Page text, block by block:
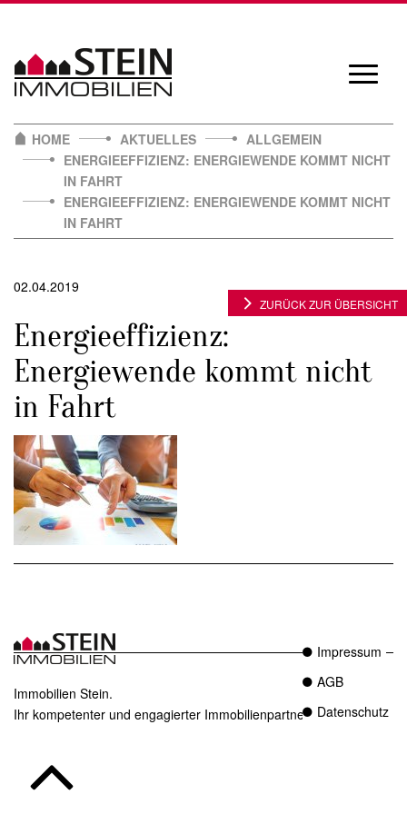
content
HOME
AKTUELLES
ALLGEMEIN
ENERGIEEFFIZIENZ: ENERGIEWENDE KOMMT NICHT
IN FAHRT
ENERGIEEFFIZIENZ: ENERGIEWENDE KOMMT NICHT
IN FAHRT
02.04.2019
Energieeffizienz:
Energiewende kommt nicht
in Fahrt
ZURÜCK ZUR ÜBERSICHT
Immobilien Stein.
Ihr kompetenter und engagierter Immobilienpartner in Essen.
Impressum
AGB
Datenschutz